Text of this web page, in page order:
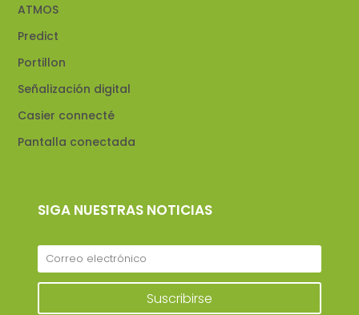
ATMOS
Predict
Portillon
Señalización digital
Casier connecté
Pantalla conectada
SIGA NUESTRAS NOTICIAS
Suscribirse